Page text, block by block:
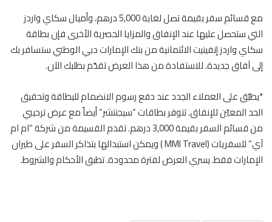
مع قسائم سفر بقيمة تصل لغاية 5,000 درهم، وأميال سكاي واردز
التي ستحصل عليها عند الإنفاق والمزايا الحصرية الأخرى فإن بطاقة
سكاي واردز إنفينيت الائتمانية من بنك الإمارات دبي الوطني ستسافر بك
إلى آفاق جديدة. للاستفادة من هذا العرض تقدّم بطلبك الآن.
*يطبّق على العملاء الجدد عند دفع رسوم الانضمام للبطاقة وتحقيق
الحد المعيّن للإنفاق. تتوفر بطاقات “سيجنتشر” أيضاً مع عرض ترحيبي
من قسائم السفر بقيمة 3,000 درهم. تقدم القسيمة من شركة “ام ام
آي” للسفريات (MMI Travel ) ويمكن استبدالها بتذاكر السفر على طيران
الإمارات فقط. يسري العرض لفترة محدودة. تطبق الأحكام والشروط.